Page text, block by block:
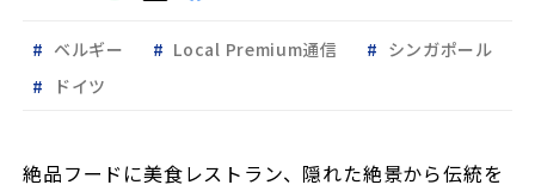
ベルギー Local Premium通信
シンガポール
ドイツ
絶品フードに美食レストラン、隠れた絶景から伝統を